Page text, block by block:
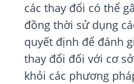
các thay đổi có thể
đồng thời sử dụng
quyết định để đánh
thay đổi đối với cơ
khỏi các phương